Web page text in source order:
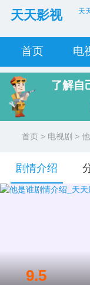
天天影视
天
首页 电
了解自
首页 > 电视剧 >
剧情介绍
9.5